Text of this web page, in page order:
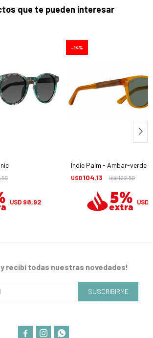
que te pueden interesar
USD 98,92
Indie Palm - Ambar-verde
USD104,13 USD122,50
14
USD
recibí todas nuestras novedades!
SUSCRIBIRME
  